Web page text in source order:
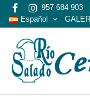
957 684 903
Español